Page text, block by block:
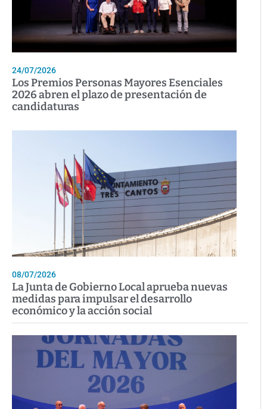
24/07/2026
Los Premios Personas Mayores Esenciales
2026 abren el plazo de presentación de
candidaturas
08/07/2026
La Junta de Gobierno Local aprueba nuevas
medidas para impulsar el desarrollo
económico y la acción social